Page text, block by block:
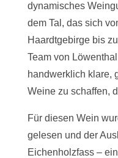
dynamisches
dem Tal, das sich
Haardtgebirge bis
Team von
handwerklich klare,
Weine zu schaffen,
Für diesen Wein
gelesen und der
Eichenholzfass –